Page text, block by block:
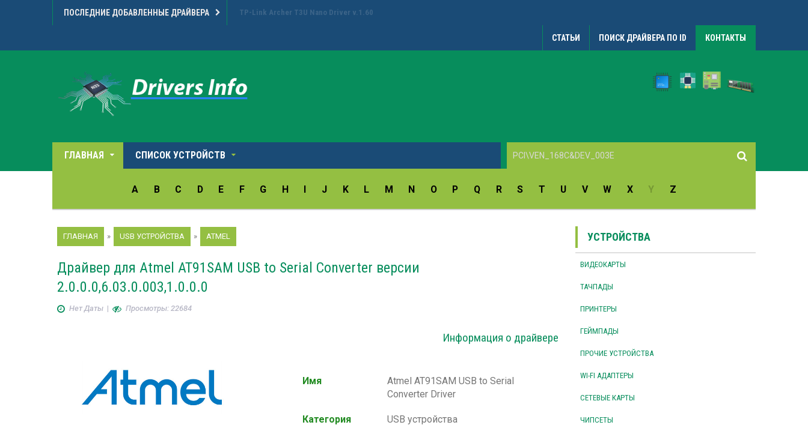
ПОСЛЕДНИЕ ДОБАВЛЕННЫЕ ДРАЙВЕРА Microarray Fingerprint Reader Driver v.18.5.54.172/9.47.11.214
СТАТЬИ ПОИСК ДРАЙВЕРА ПО ID КОНТАКТЫ
ГЛАВНАЯ СПИСОК УСТРОЙСТВ
A B C D E F G H J K L M N O P Q R S T U V W X Y Z
ГЛАВНАЯ » USB УСТРОЙСТВА » ATMEL
Драйвер для Atmel AT91SAM USB to Serial Converter версии
2.0.0.0,6.03.0.003,1.0.0.0
Нет Даты | Просмотры: 22684
Информация о драйвере
Имя
Atmel AT91SAM USB to Serial
Converter Driver
Категория USB устройства
УСТРОЙСТВА
ВИДЕОКАРТЫ
ТАЧПАДЫ
ПРИНТЕРЫ
ГЕЙМПАДЫ
ПРОЧИЕ УСТРОЙСТВА
WI-FI АДАПТЕРЫ
СЕТЕВЫЕ КАРТЫ
ЧИПСЕТЫ